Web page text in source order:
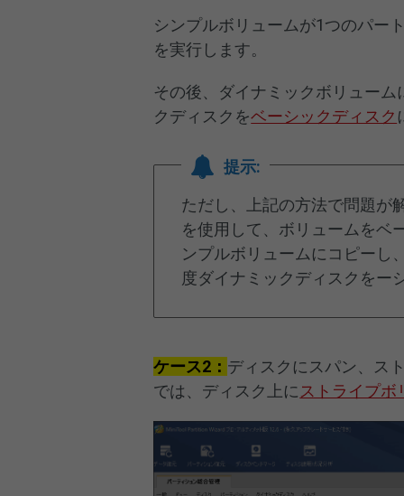
シンプルボリュームが1つのパー
を実行します。
その後、ダイナミックボリュー
クディスクをベーシックディスク
提示:
ただし、上記の方法で問題が
を使用して、ボリュームをベ
ンプルボリュームにコピーし
度ダイナミックディスクをー
ケース2： ディスクにスパン、ス
では、ディスク上に ストライプボ